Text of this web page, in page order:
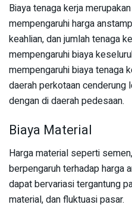
Biaya tenaga kerja
mempengaruhi harga
keahlian, dan jumlah tenaga
mempengaruhi biaya
mempengaruhi biaya tenaga
daerah perkotaan cenderung
dengan di daerah pedesaan.
Biaya Material
Harga material seperti
berpengaruh terhadap harga
dapat bervariasi tergantung
material, dan fluktuasi pasar.